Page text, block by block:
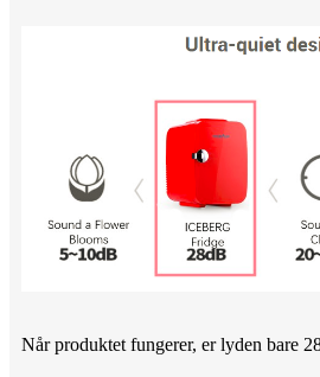
Når produktet fungerer, er lyden bare